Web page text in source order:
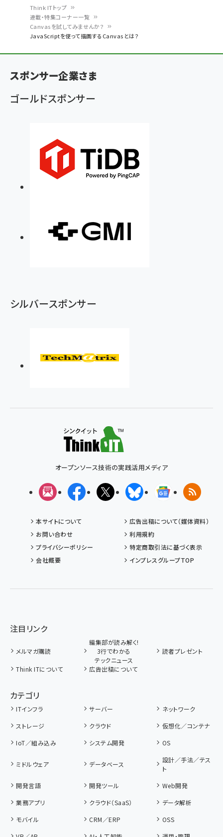
く
ず
Think ITトップ
連載・特集コーナー一覧
Canvasを試してみませんか？
JavaScriptを使って描画するCanvasとは？
スポンサー企業さま
ゴールドスポンサー
シルバースポンサー
オープンソース技術の実践活用メディア
メルマガFacebookX(エックス)BlueskyGoogleニュ
RSS
本サイトについて
広告出稿について（媒体資料）
お問い合わせ
利用規約
プライバシーポリシー
特定商取引法に基づく表示
会社概要
インプレスグループTOP
注目リンク
メルマガ購読
編集部が読み解く!
3行でわかる
テックニュース
読者プレゼント
Think ITについて 広告出稿について
カテゴリ
ITインフラ サーバー
ネットワーク
ストレージ
クラウド
仮想化／コンテナ
IoT／組み込み
システム開発 OS
ミドルウェア データベース
設計／手法／テス
ト
開発言語
開発ツール
Web開発
業務アプリ
クラウド（SaaS）
データ解析
モバイル
CRM／ERP
OSS